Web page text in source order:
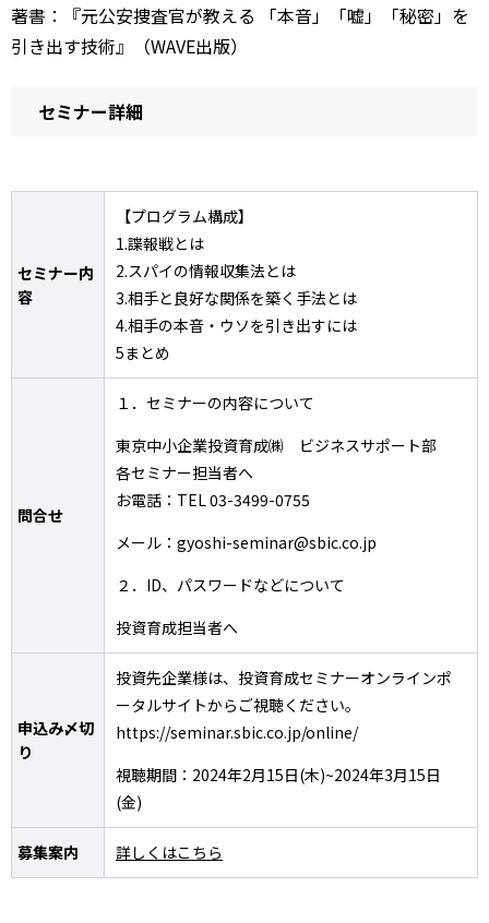
著書：『元公安捜査官が教える 「本音」「嘘」「秘密」を
引き出す技術』（WAVE出版）
セミナー詳細
セミナー内
容
【プログラム構成】
1.諜報戦とは
2.スパイの情報収集法とは
3.相手と良好な関係を築く手法とは
4.相手の本音・ウソを引き出すには
5まとめ
問合せ
１．セミナーの内容について
東京中小企業投資育成㈱ ビジネスサポート部
各セミナー担当者へ
お電話：TEL 03-3499-0755
メール：gyoshi-seminar@sbic.co.jp
２．ID、パスワードなどについて
投資育成担当者へ
申込み〆切
り
投資先企業様は、投資育成セミナーオンラインポ
ータルサイトからご視聴ください。
https://seminar.sbic.co.jp/online/
視聴期間：2024年2月15日(木)~2024年3月15日
(金)
募集案内 詳しくはこちら